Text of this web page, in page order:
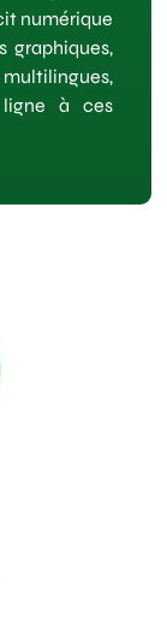
numérique
graphiques,
ligne à ces